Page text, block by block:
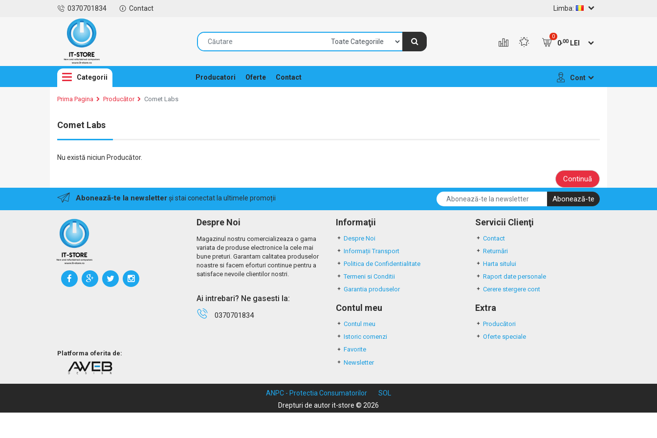
0370701834 Contact Limba:
0
0,00LEI
Categorii Producatori Oferte Contact Cont
Prima Pagina Producător Comet Labs
Comet Labs
Nu există niciun Producător.
Continuă
Abonează-te la newsletterși stai conectat la ultimele promoții Abonează-te
Platforma oferita de:
Despre Noi
Magazinul nostru comercializeaza o gama
variata de produse electronice la cele mai
bune preturi. Garantam calitatea produselor
noastre si facem eforturi continue pentru a
satisface nevoile clientilor nostri.
Ai intrebari? Ne gasesti la:
0370701834
Informaţii
Despre Noi
Informații Transport
Politica de Confidentialitate
Termeni si Conditii
Garantia produselor
Servicii Clienţi
Contact
Returnări
Harta sitului
Raport date personale
Cerere stergere cont
Contul meu
Contul meu
Istoric comenzi
Favorite
Newsletter
Extra
Producători
Oferte speciale
ANPC - Protectia Consumatorilor
SOL
Drepturi de autor it-store © 2026